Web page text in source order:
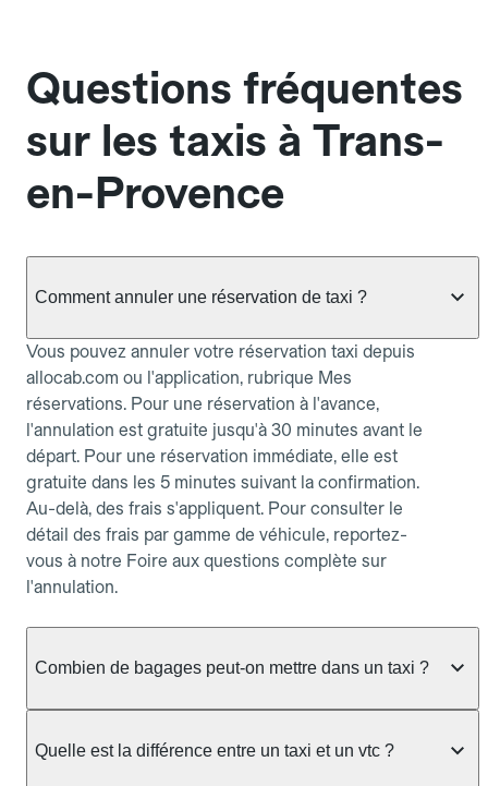
Questions fréquentes
sur les taxis à Trans-
en-Provence
Comment annuler une réservation de taxi ?
Vous pouvez annuler votre réservation taxi depuis
allocab.com ou l'application, rubrique Mes
réservations. Pour une réservation à l'avance,
l'annulation est gratuite jusqu'à 30 minutes avant le
départ. Pour une réservation immédiate, elle est
gratuite dans les 5 minutes suivant la confirmation.
Au-delà, des frais s'appliquent. Pour consulter le
détail des frais par gamme de véhicule, reportez-
vous à notre Foire aux questions complète sur
l'annulation.
Combien de bagages peut-on mettre dans un taxi ?
taxi berline accueille en général jusqu'à 3 bagages
Quelle est la différence entre un taxi et un vtc ?